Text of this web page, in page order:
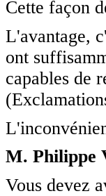
Cette façon
L'avantage,
ont
capables de
M. Philippe
Vous devez